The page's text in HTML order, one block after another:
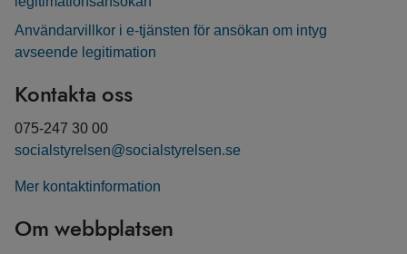
Användarvillkor i e-tjänsten för ansökan om intyg
avseende legitimation
Kontakta oss
075-247 30 00
socialstyrelsen@socialstyrelsen.se
Mer kontaktinformation
Om webbplatsen